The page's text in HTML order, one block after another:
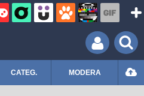
CATEG. MODERA